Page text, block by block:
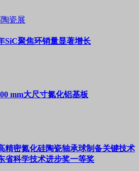
瓷展
SiC聚焦环销量显著增长
mm大尺寸氮化铝基板
精密氮化硅陶瓷轴承球制备关键技术
省科学技术进步奖一等奖